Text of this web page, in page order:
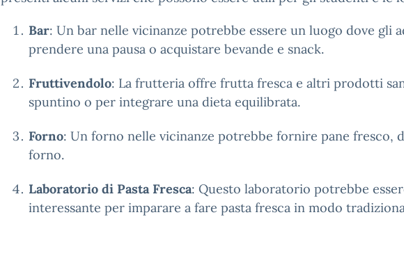
Bar: Un bar nelle vicinanze potrebbe essere un luogo dove gli
prendere una pausa o acquistare bevande e snack.
Fruttivendolo: La frutteria offre frutta fresca e altri prodotti
spuntino o per integrare una dieta equilibrata.
Forno: Un forno nelle vicinanze potrebbe fornire pane fresco,
forno.
Laboratorio di Pasta Fresca: Questo laboratorio potrebbe
interessante per imparare a fare pasta fresca in modo